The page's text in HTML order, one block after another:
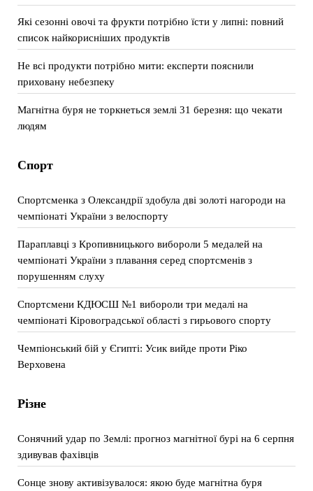
Які сезонні овочі та фрукти потрібно їсти у липні: повний
список найкорисніших продуктів
Не всі продукти потрібно мити: експерти пояснили
приховану небезпеку
Магнітна буря не торкнеться землі 31 березня: що чекати
людям
Спорт
Спортсменка з Олександрії здобула дві золоті нагороди на
чемпіонаті України з велоспорту
Параплавці з Кропивницького вибороли 5 медалей на
чемпіонаті України з плавання серед спортсменів з
порушенням слуху
Спортсмени КДЮСШ №1 вибороли три медалі на
чемпіонаті Кіровоградської області з гирьового спорту
Чемпіонський бій у Єгипті: Усик вийде проти Ріко
Верховена
Різне
Сонячний удар по Землі: прогноз магнітної бурі на 6 серпня
здивував фахівців
Сонце знову активізувалося: якою буде магнітна буря